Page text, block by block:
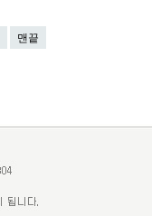
맨끝